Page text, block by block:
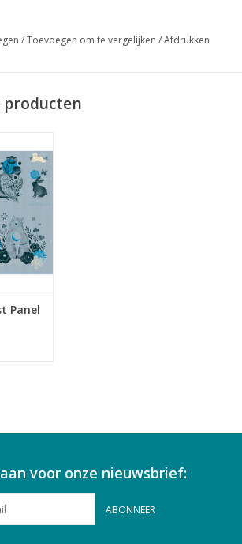
van een konijn
afbeelding en tekst
/Toevoegen om te vergelijken /Afdrukken
producten
Panel
voor onze nieuwsbrief:
ABONNEER